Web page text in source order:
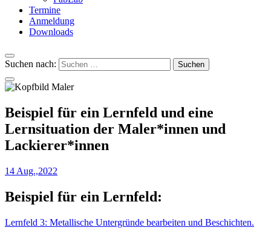
Termine
Anmeldung
Downloads
Suchen nach:
Beispiel für ein Lernfeld und eine
Lernsituation der Maler*innen und
Lackierer*innen
14 Aug.,2022
Beispiel für ein Lernfeld:
Lernfeld 3: Metallische Untergründe bearbeiten und Beschichten.